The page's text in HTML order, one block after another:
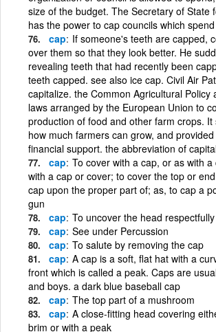
size of the budget. The Secretary of State
has the power to cap councils which
cap If someone's teeth are capped,
over them so that they look better. He
revealing teeth that had recently been
teeth capped. see also ice cap. Civil Air
capitalize. the Common Agricultural Policy
laws arranged by the European Union to
production of food and other farm crops. It
how much farmers can grow, and
financial support. the abbreviation of
cap To cover with a cap, or as with
with a cap or cover; to cover the top or
cap upon the proper part of; as, to cap a
gun
cap To uncover the head respectfully
cap See under Percussion
cap To salute by removing the cap
cap A cap is a soft, flat hat with a
front which is called a peak. Caps are
and boys. a dark blue baseball cap
cap The top part of a mushroom
cap A close-fitting head covering
brim or with a peak